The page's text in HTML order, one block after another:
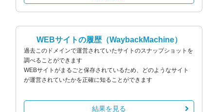
WEBサイトの履歴（WaybackMachine）
過去このドメインで運営されていたサイトのスナップショットを
調べることができます
WEBサイトがまるごと保存されているため、どのようなサイト
が運営されていたかを正確に知ることができます
結果を見る